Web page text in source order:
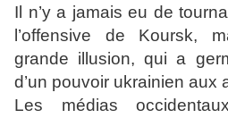
Il n’y a jamais eu de
l’offensive de Koursk,
grande illusion, qui a
d’un pouvoir ukrainien aux
Les médias